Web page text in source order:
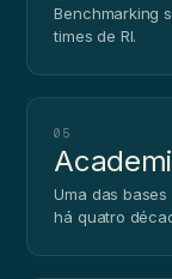
Benchmarking
times de RI.
05
Uma das
há quatro